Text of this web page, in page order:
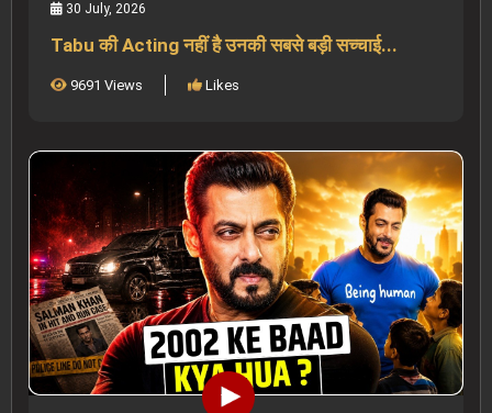
30 July, 2026
Tabu की Acting नहीं है उनकी सबसे बड़ी सच्चाई...
9691 Views Likes